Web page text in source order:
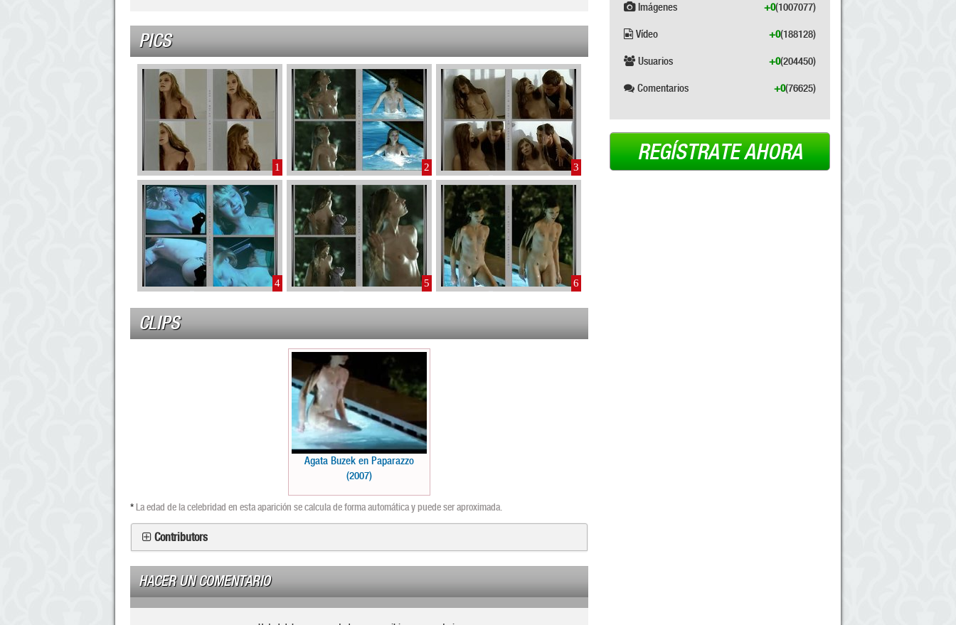
PICS
1 2 3
4 5 6
CLIPS
Agata Buzek en Paparazzo
(2007)
*La edad de la celebridad en esta aparición se calcula de forma automática y puede ser aproximada.
Contributors
HACER UN COMENTARIO
Imágenes (1007077)
+0
Vídeo (188128)
+0
Usuarios (204450)
+0
Comentarios (76625)
+0
REGÍSTRATE AHORA